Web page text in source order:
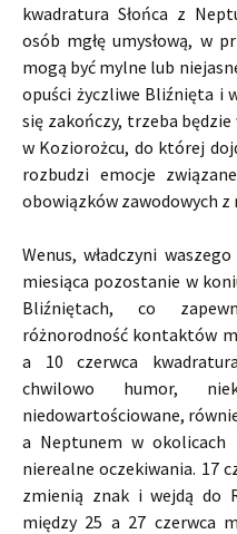
kwadratura Słońca z
osób mgłę umysłową, w
mogą być mylne lub
opuści życzliwe Bliźnięta i
się zakończy, trzeba będzie
w Koziorożcu, do której
rozbudzi emocje
obowiązków zawodowych z
Wenus, władczyni
miesiąca pozostanie w
Bliźniętach, co
różnorodność kontaktów
a 10 czerwca
chwilowo humor,
niedowartościowane,
a Neptunem w okolicach
nierealne oczekiwania. 17
zmienią znak i wejdą do
między 25 a 27 czerwca